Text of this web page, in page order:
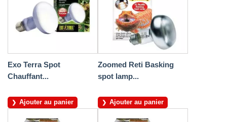
Exo Terra Spot
Chauffant...
Ajouter au panier
Zoomed Reti Basking
spot lamp...
Ajouter au panier